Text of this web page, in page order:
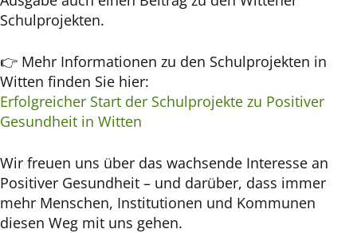
Schulprojekten.
👉 Mehr Informationen zu den Schulprojekten in
Witten finden Sie hier:
Erfolgreicher Start der Schulprojekte zu Positiver
Gesundheit in Witten
Wir freuen uns über das wachsende Interesse an
Positiver Gesundheit – und darüber, dass immer
mehr Menschen, Institutionen und Kommunen
diesen Weg mit uns gehen.